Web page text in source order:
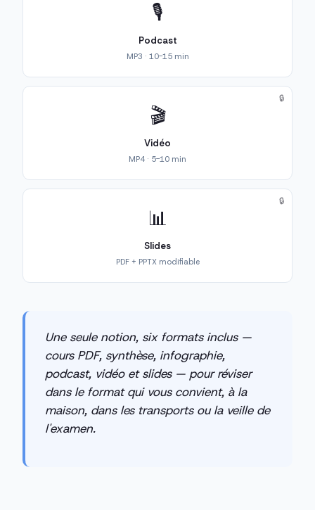
🎙️
Podcast
MP3 · 10-15 min
🎬
Vidéo
MP4 · 5-10 min
🔒
📊
Slides
PDF + PPTX modifiable
🔒
Une seule notion, six formats inclus —
cours PDF, synthèse, infographie,
podcast, vidéo et slides — pour réviser
dans le format qui vous convient, à la
maison, dans les transports ou la veille de
l'examen.